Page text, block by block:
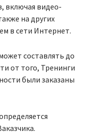
включая видео-
на других
в сети Интернет.
составлять до
от того, Тренинги
были заказаны